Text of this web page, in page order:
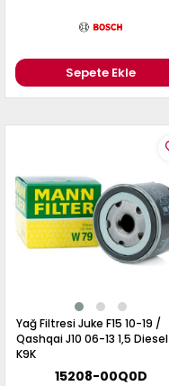
Sepete Ekle
Yağ Filtresi Juke F15 10-19 /
Qashqai J10 06-13 1,5 Diesel
K9K
15208-00Q0D